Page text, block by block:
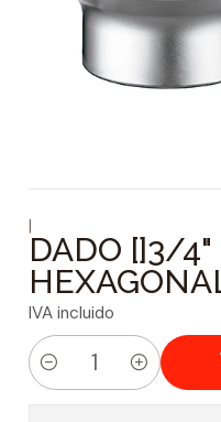
|
DADO []3/
IVA incluido
C